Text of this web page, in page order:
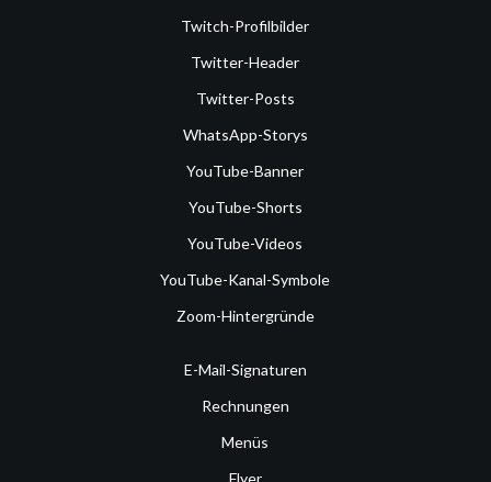
Twitch-Profilbilder
Twitter-Header
Twitter-Posts
WhatsApp-Storys
YouTube-Banner
YouTube-Shorts
YouTube-Videos
YouTube-Kanal-Symbole
Zoom-Hintergründe
E-Mail-Signaturen
Rechnungen
Menüs
Flyer